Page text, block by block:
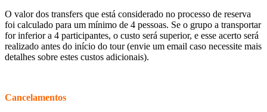
O valor dos transfers que está considerado no processo de reserva
foi calculado para um mínimo de 4 pessoas. Se o grupo a transportar
for inferior a 4 participantes, o custo será superior, e esse acerto será
realizado antes do início do tour (envie um email caso necessite mais
detalhes sobre estes custos adicionais).
Cancelamentos